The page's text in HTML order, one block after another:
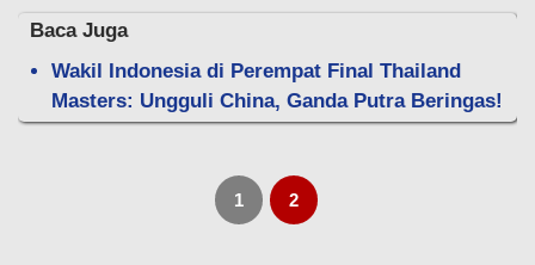
Baca Juga
Wakil Indonesia di Perempat Final Thailand
Masters: Ungguli China, Ganda Putra Beringas!
1 2